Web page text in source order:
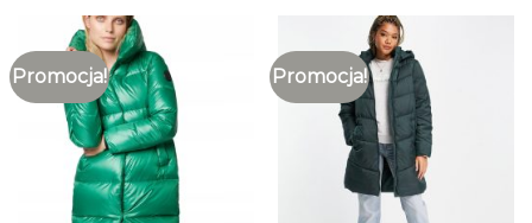
Promocja! Promocja!